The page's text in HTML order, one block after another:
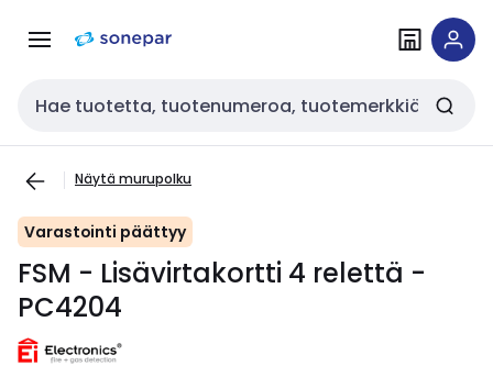
navigointiinsisältöön
Haku
Näytä murupolku
Varastointi päättyy
FSM - Lisävirtakortti 4 relettä -
PC4204